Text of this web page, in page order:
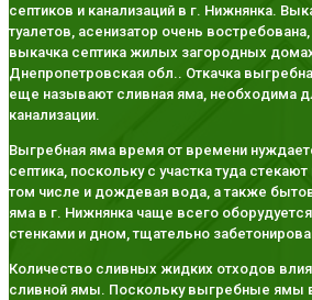
септиков и канализаций в г. Нижнянка.
туалетов, асенизатор очень
выкачка септика жилых загородных
Днепропетровская обл.. Откачка
еще называют сливная яма, необходима
канализации.
Выгребная яма время от времени
септика, поскольку с участка туда
том числе и дождевая вода, а также
яма в г. Нижнянка чаще всего
стенками и дном, тщательно
Количество сливных жидких отходов
сливной ямы. Поскольку выгребные ямы